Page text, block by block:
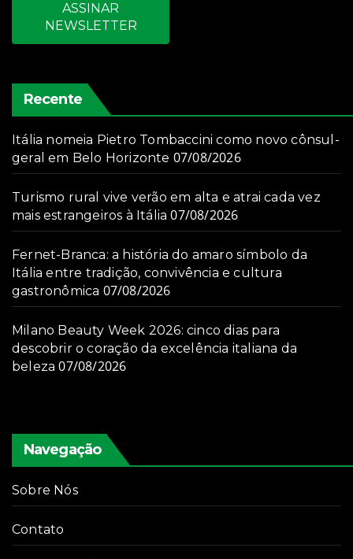
ASSINAR
NEWSLETTER
Recente
Itália nomeia Pietro Tombaccini como novo cônsul-
geral em Belo Horizonte 07/08/2026
Turismo rural vive verão em alta e atrai cada vez
mais estrangeiros à Itália 07/08/2026
Fernet-Branca: a história do amaro símbolo da
Itália entre tradição, convivência e cultura
gastronômica 07/08/2026
Milano Beauty Week 2026: cinco dias para
descobrir o coração da excelência italiana da
beleza 07/08/2026
Navegação
Sobre Nós
Contato